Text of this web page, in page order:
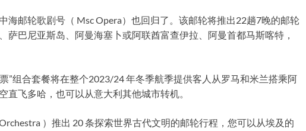
海邮轮歌剧号（ Msc Opera）也回归了。该邮轮将推出22趟7晚的邮轮
萨巴尼亚斯岛、阿曼海塞卜或阿联酋富查伊拉、阿曼首都马斯喀特，
”组合套餐将在整个2023/24 年冬季航季提供客人从罗马和米兰搭乘阿
直飞多哈，也可以从意大利其他城市转机。
）推出 20 条探索世界古代文明的邮轮行程，您可以从埃及的